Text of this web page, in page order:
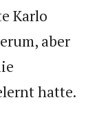
Karlo
aber
hatte.